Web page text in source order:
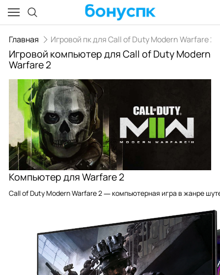
Главная Игровой пк для Call of Duty Modern Warfare 2
Игровой компьютер для Call of Duty Modern
Warfare 2
Компьютер для Warfare 2
Call of Duty Modern Warfare 2 — компьютерная игра в жанре